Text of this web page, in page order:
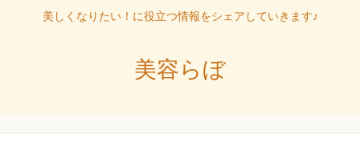
美しくなりたい！に役立つ情報をシェアしていきます♪
美容らぼ